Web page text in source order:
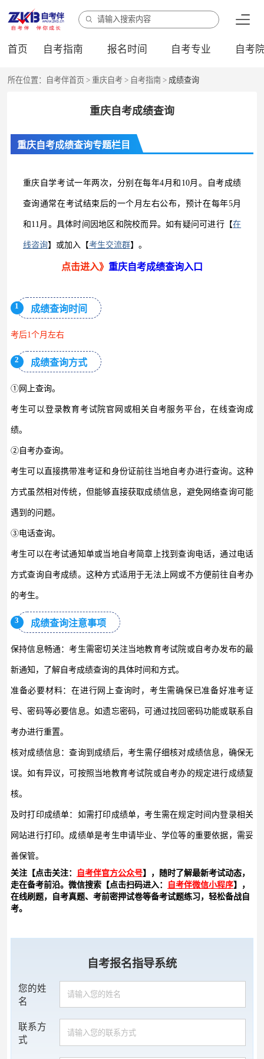
首页 自考指南 报名时间 自考专业 自考
所在位置： 自考伴首页 >重庆自考 > 自考指南 > 成绩查询
重庆自考成绩查询
重庆自考成绩查询专题栏目
重庆自学考试一年两次，分别在每年4月和10月。 自考成绩
查询通常在考试结束后的一个月左右公布，预计在每年5月
和11月。 具体时间因地区和院校而异。如有疑问可进行【在
线咨询】或加入【考生交流群】。
点击进入》 重庆自考成绩查询入口
1 成绩查询时间
考后1个月左右
2 成绩查询方式
①网上查询。
考生可以登录教育考试院官网或相关自考服务平台，在线查询成
绩。
②自考办查询。
考生可以直接携带准考证和身份证前往当地自考办进行查询。这种
方式虽然相对传统，但能够直接获取成绩信息，避免网络查询可能
遇到的问题。
③电话查询。
考生可以在考试通知单或当地自考简章上找到查询电话，通过电话
方式查询自考成绩。这种方式适用于无法上网或不方便前往自考办
的考生。
3 成绩查询注意事项
保持信息畅通：考生需密切关注当地教育考试院或自考办发布的最
新通知，了解自考成绩查询的具体时间和方式。
准备必要材料：在进行网上查询时，考生需确保已准备好准考证
号、密码等必要信息。如遗忘密码，可通过找回密码功能或联系自
考办进行重置。
核对成绩信息：查询到成绩后，考生需仔细核对成绩信息，确保无
误。如有异议，可按照当地教育考试院或自考办的规定进行成绩复
核。
及时打印成绩单：如需打印成绩单，考生需在规定时间内登录相关
网站进行打印。成绩单是考生申请毕业、学位等的重要依据，需妥
善保管。
关注【点击关注：
自考伴官方公众号】，随时了解最新考试动态，
走在备考前沿。微信搜索【点击扫码进入：
自考伴微信小程序】，
在线刷题，自考真题、考前密押试卷等备考试题练习，轻松备战自
考。
自考报名指导系统
您的姓
名
联系方
式